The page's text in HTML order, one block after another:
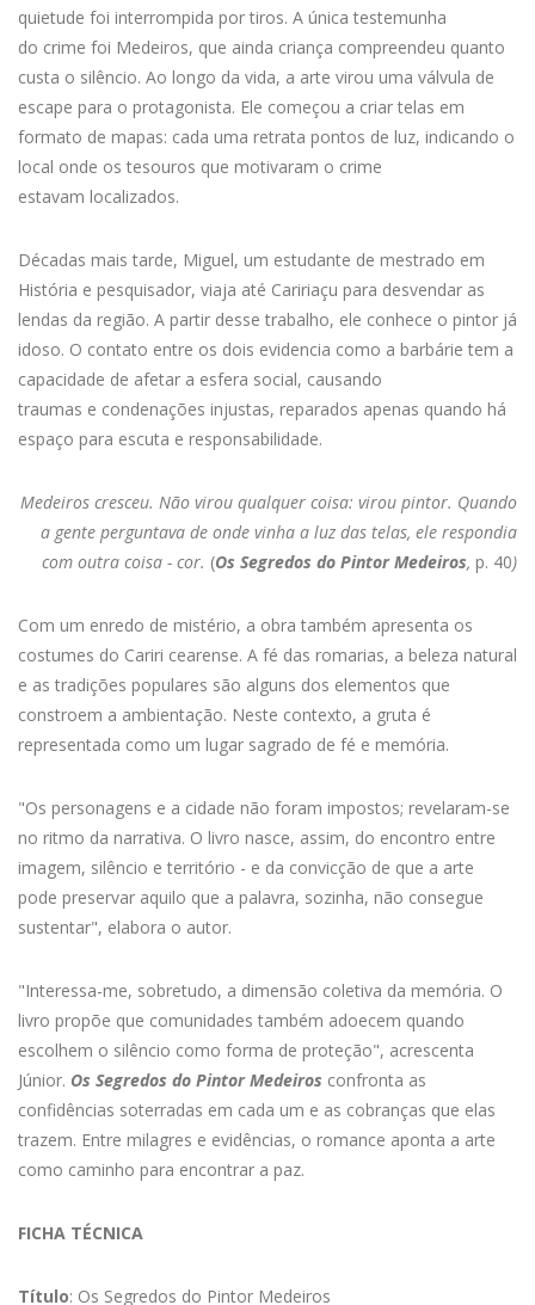
quietude foi interrompida por tiros. A única testemunha
do crime foi Medeiros, que ainda criança compreendeu quanto
custa o silêncio. Ao longo da vida, a arte virou uma válvula de
escape para o protagonista. Ele começou a criar telas em
formato de mapas: cada uma retrata pontos de luz, indicando o
local onde os tesouros que motivaram o crime
estavam localizados.
Décadas mais tarde, Miguel, um estudante de mestrado em
História e pesquisador, viaja até Caririaçu para desvendar as
lendas da região. A partir desse trabalho, ele conhece o pintor já
idoso. O contato entre os dois evidencia como a barbárie tem a
capacidade de afetar a esfera social, causando
traumas e condenações injustas, reparados apenas quando há
espaço para escuta e responsabilidade.
Medeiros cresceu. Não virou qualquer coisa: virou pintor. Quando
a gente perguntava de onde vinha a luz das telas, ele respondia
com outra coisa - cor. (Os Segredos do Pintor Medeiros, p. 40)
Com um enredo de mistério, a obra também apresenta os
costumes do Cariri cearense. A fé das romarias, a beleza natural
e as tradições populares são alguns dos elementos que
constroem a ambientação. Neste contexto, a gruta é
representada como um lugar sagrado de fé e memória.
"Os personagens e a cidade não foram impostos; revelaram-se
no ritmo da narrativa. O livro nasce, assim, do encontro entre
imagem, silêncio e território - e da convicção de que a arte
pode preservar aquilo que a palavra, sozinha, não consegue
sustentar", elabora o autor.
"Interessa-me, sobretudo, a dimensão coletiva da memória. O
livro propõe que comunidades também adoecem quando
escolhem o silêncio como forma de proteção", acrescenta
Júnior. Os Segredos do Pintor Medeiros confronta as
confidências soterradas em cada um e as cobranças que elas
trazem. Entre milagres e evidências, o romance aponta a arte
como caminho para encontrar a paz.
FICHA TÉCNICA
Título: Os Segredos do Pintor Medeiros